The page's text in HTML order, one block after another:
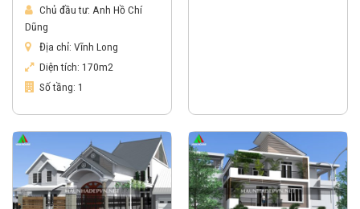
Chủ đầu tư: Anh Hồ Chí
Dũng
Địa chỉ: Vĩnh Long
Diện tích: 170m2
Số tầng: 1